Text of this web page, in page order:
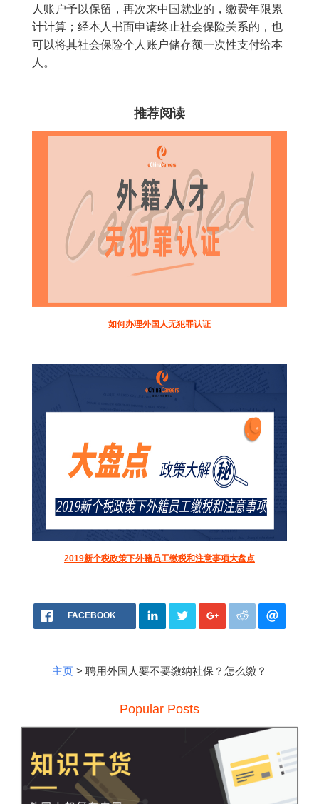
人账户予以保留，再次来中国就业的，缴费年限累
计计算；经本人书面申请终止社会保险关系的，也
可以将其社会保险个人账户储存额一次性支付给本
人。
推荐阅读
如何办理外国人无犯罪认证
2019新个税政策下外籍员工缴税和注意事项大盘点
FACEBOOK
主页 > 聘用外国人要不要缴纳社保？怎么缴？
Popular Posts